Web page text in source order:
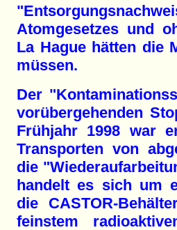
Atomgesetzes und
La Hague hätten die
müssen.
Der
vorübergehenden
Frühjahr 1998 war
Transporten von
die
handelt es sich um
die CASTOR-
feinstem